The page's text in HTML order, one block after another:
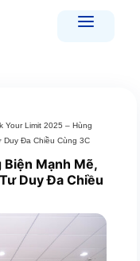
Your Limit 2025 – Hùng
Duy Đa Chiều Cùng 3C
Biện Mạnh Mẽ,
Duy Đa Chiều